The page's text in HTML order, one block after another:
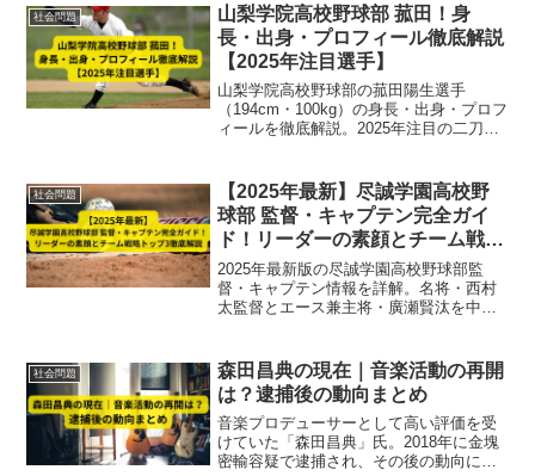
社会問題
山梨学院高校野球部 菰田！身
長・出身・プロフィール徹底解説
【2025年注目選手】
山梨学院高校野球部の菰田陽生選手
（194cm・100kg）の身長・出身・プロフ
ィールを徹底解説。2025年注目の二刀流
社会問題
【2025年最新】尽誠学園高校野
球部 監督・キャプテン完全ガイ
ド！リーダーの素顔とチーム戦略
トップ3徹底解説
2025年最新版の尽誠学園高校野球部監
督・キャプテン情報を詳解。名将・西村
太監督とエース兼主将・廣瀬賢汰を中心
す。
社会問題
森田昌典の現在｜音楽活動の再開
は？逮捕後の動向まとめ
音楽プロデューサーとして高い評価を受
けていた「森田昌典」氏。2018年に金塊
密輸容疑で逮捕され、その後の動向につ